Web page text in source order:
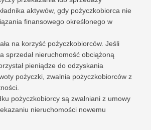
aktywów, gdy pożyczkobiorca nie
finansowego określonego w
na korzyść pożyczkobiorców. Jeśli
sprzedał nieruchomość obciążoną
pieniądze do odzyskania
pożyczki, zwalnia pożyczkobiorców z
pożyczkobiorcy są zwalniani z umowy
nieruchomości nowemu